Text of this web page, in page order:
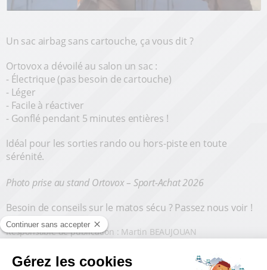
Un sac airbag sans cartouche, ça vous dit ?
Ortovox a dévoilé au salon un sac :
- Électrique (pas besoin de cartouche)
- Léger
- Facile à réactiver
- Gonflé pendant 5 minutes entières !
Idéal pour les sorties rando ou hors-piste en toute
sérénité.
Photo prise au stand Ortovox – Sport-Achat 2026
Besoin de conseils sur le matos sécu ? Passez nous voir !
Responsable de publication : Martin BEAUJOUAN